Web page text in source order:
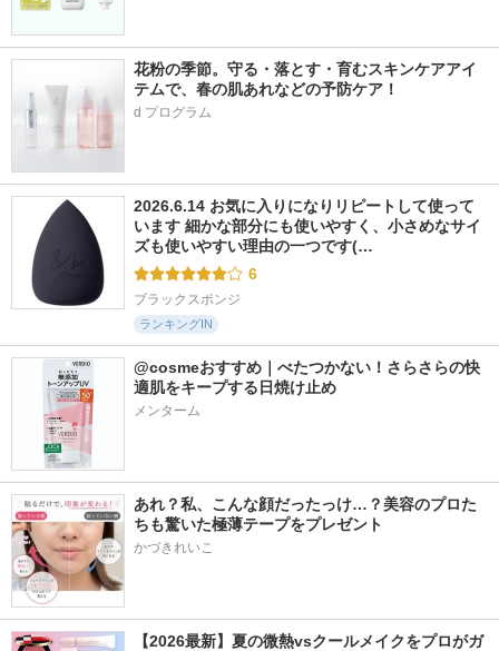
花粉の季節。守る・落とす・育むスキンケアアイ
テムで、春の肌あれなどの予防ケア！
d プログラム
2026.6.14 お気に入りになりリピートして使って
います 細かな部分にも使いやすく、小さめなサイ
ズも使いやすい理由の一つです(…
6
ブラックスポンジ
ランキングIN
@cosmeおすすめ｜べたつかない！さらさらの快
適肌をキープする日焼け止め
メンターム
あれ？私、こんな顔だったっけ…？美容のプロた
ちも驚いた極薄テープをプレゼント
かづきれいこ
【2026最新】夏の微熱vsクールメイクをプロがガ